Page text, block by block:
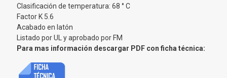
Clasificación de temperatura: 68 ° C
Factor K 5.6
Acabado en latón
Listado por UL y aprobado por FM
Para mas información descargar PDF con ficha técnica: